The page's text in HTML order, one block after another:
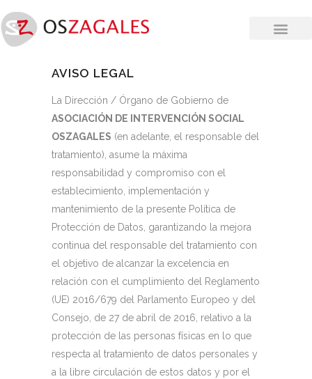
AVISO LEGAL
La Dirección / Órgano de Gobierno de
ASOCIACIÓN DE INTERVENCIÓN SOCIAL
OSZAGALES (en adelante, el responsable del
tratamiento), asume la máxima
responsabilidad y compromiso con el
establecimiento, implementación y
mantenimiento de la presente Política de
Protección de Datos, garantizando la mejora
continua del responsable del tratamiento con
el objetivo de alcanzar la excelencia en
relación con el cumplimiento del Reglamento
(UE) 2016/679 del Parlamento Europeo y del
Consejo, de 27 de abril de 2016, relativo a la
protección de las personas físicas en lo que
respecta al tratamiento de datos personales y
a la libre circulación de estos datos y por el